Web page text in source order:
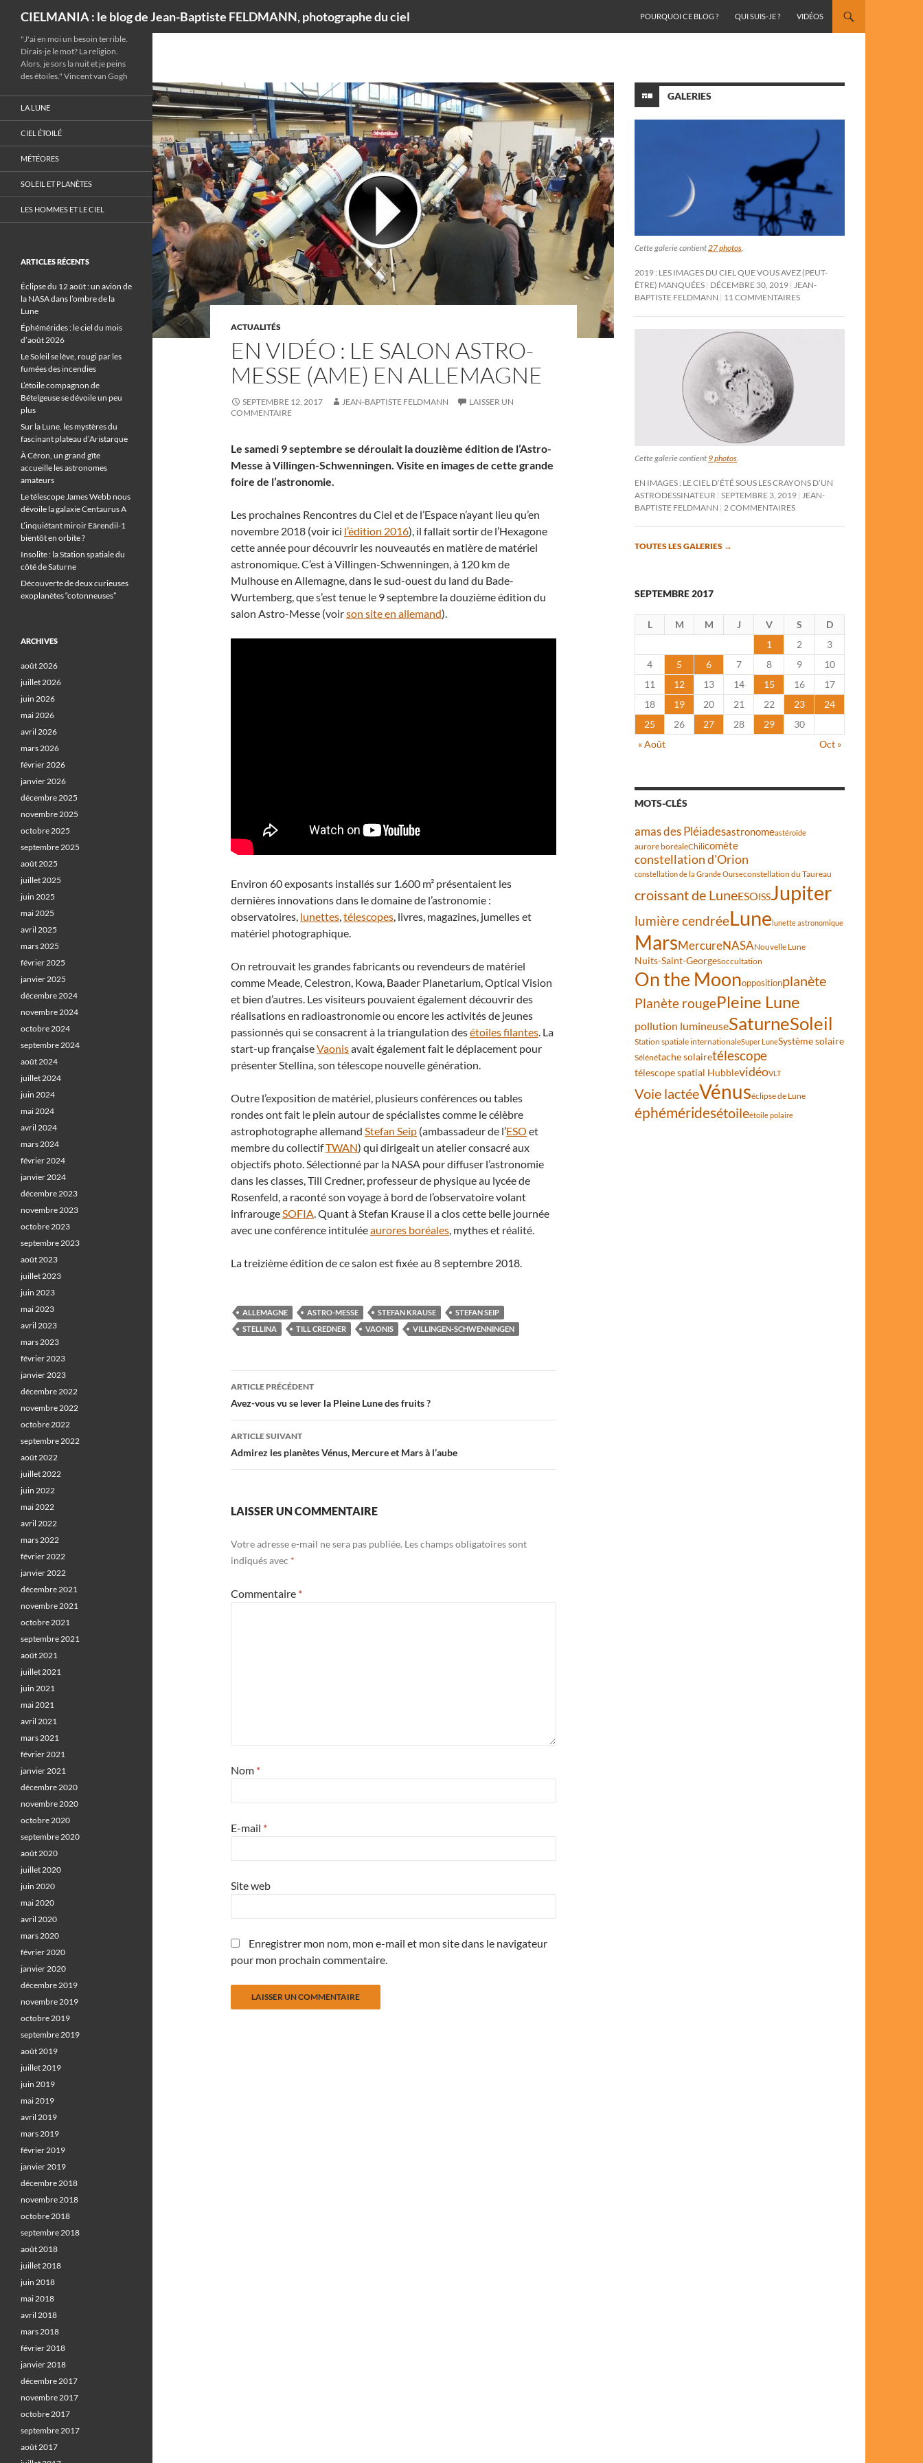
CIELMANIA : le blog de Jean-Baptiste FELDMANN, photographe du ciel
POURQUOI CE BLOG ?
QUI SUIS-JE ? VIDÉOS
ACTUALITÉS
EN VIDÉO : LE SALON ASTRO-
MESSE (AME) EN ALLEMAGNE
SEPTEMBRE 12, 2017 JEAN-BAPTISTE FELDMANN
LAISSER UN
COMMENTAIRE
Le samedi 9 septembre se déroulait la douzième édition de l’Astro-
Messe à Villingen-Schwenningen. Visite en images de cette grande
foire de l’astronomie.
Les prochaines Rencontres du Ciel et de l’Espace n’ayant lieu qu’en
novembre 2018 (voir ici l’édition 2016), il fallait sortir de l’Hexagone
cette année pour découvrir les nouveautés en matière de matériel
astronomique. C’est à Villingen-Schwenningen, à 120 km de
Mulhouse en Allemagne, dans le sud-ouest du land du Bade-
Wurtemberg, que s’est tenue le 9 septembre la douzième édition du
salon Astro-Messe (voirson site en allemand).
Environ 60 exposants installés sur 1.600 m² présentaient les
dernières innovations dans le domaine de l’astronomie :
observatoires, lunettes,télescopes, livres, magazines, jumelles et
matériel photographique.
On retrouvait les grandes fabricants ou revendeurs de matériel
comme Meade, Celestron, Kowa, Baader Planetarium, Optical Vision
et bien d’autres. Les visiteurs pouvaient également découvrir des
réalisations en radioastronomie ou encore les activités de jeunes
passionnés qui se consacrent à la triangulation desétoiles filantes. La
start-up françaiseVaonisavait également fait le déplacement pour
présenter Stellina, son télescope nouvelle génération.
Outre l’exposition de matériel, plusieurs conférences ou tables
rondes ont fait le plein autour de spécialistes comme le célèbre
astrophotographe allemand Stefan Seip (ambassadeur de l’ESO et
membre du collectifTWAN) qui dirigeait un atelier consacré aux
objectifs photo. Sélectionné par la NASA pour diffuser l’astronomie
dans les classes, Till Credner, professeur de physique au lycée de
Rosenfeld, a raconté son voyage à bord de l’observatoire volant
infrarougeSOFIA. Quant à Stefan Krause il a clos cette belle journée
avec une conférence intituléeaurores boréales, mythes et réalité.
La treizième édition de ce salon est fixée au 8 septembre 2018.
ALLEMAGNE ASTRO-MESSE STEFAN KRAUSE
STEFAN SEIP
STELLINA
TILL CREDNER VAONIS VILLINGEN-SCHWENNINGEN
Navigation
des
articles
ARTICLE PRÉCÉDENT
Avez-vous vu se lever la Pleine Lune des fruits ?
ARTICLE SUIVANT
Admirez les planètes Vénus, Mercure et Mars à l’aube
LAISSER UN COMMENTAIRE
Votre adresse e-mail ne sera pas publiée. Les champs obligatoires sont
indiqués avec *
Commentaire *
Nom *
E-mail *
Site web
Enregistrer mon nom, mon e-mail et mon site dans le navigateur
pour mon prochain commentaire.
GALERIES
Cette galerie contient27 photos.
2019 : LES IMAGES DU CIEL QUE VOUS AVEZ (PEUT-
ÊTRE) MANQUÉES DÉCEMBRE 30, 2019 JEAN-
BAPTISTE FELDMANN
11 COMMENTAIRES
Cette galerie contient 9 photos
EN IMAGES : LE CIEL D’ÉTÉ SOUS LES CRAYONS D’UN
ASTRODESSINATEUR SEPTEMBRE 3, 2019
JEAN-
BAPTISTE FELDMANN
2 COMMENTAIRES
TOUTES LES GALERIES →
SEPTEMBRE 2017
L M M J V S
D
1
2
3
4
5 6 7 8 9
10
11
12 13 14 15 16
17
18
19 20 21 22 23
24
25
26 27 28 29
30
« Août
Oct »
MOTS-CLÉS
amas des Pléiadesastronomeastéroïde
aurore boréaleChilicomète
constellation d'Orion
constellation de la Grande Ourseconstellation du Taureau
croissant de LuneESOISSJupiter
lumière cendréeLunelunette astronomique
MarsMercureNASANouvelle Lune
Nuits-Saint-Georgesoccultation
On the Moonoppositionplanète
Planète rougePleine Lune
pollution lumineuseSaturneSoleil
Station spatiale internationaleSuper LuneSystème solaire
Sélénétache solairetélescope
télescope spatial HubblevidéoVLT
Voie lactéeVénuséclipse de Lune
éphéméridesétoileétoile polaire
"J'ai en moi un besoin terrible.
Dirais-je le mot? La religion.
Alors, je sors la nuit et je peins
des étoiles." Vincent van Gogh
LA LUNE
CIEL ÉTOILÉ
MÉTÉORES
SOLEIL ET PLANÈTES
LES HOMMES ET LE CIEL
ARTICLES RÉCENTS
Éclipse du 12 août : un avion de
la NASA dans l’ombre de la
Lune
Éphémérides : le ciel du mois
d’août 2026
Le Soleil se lève, rougi par les
fumées des incendies
L’étoile compagnon de
Bételgeuse se dévoile un peu
plus
Sur la Lune, les mystères du
fascinant plateau d’Aristarque
À Céron, un grand gîte
accueille les astronomes
amateurs
Le télescope James Webb nous
dévoile la galaxie Centaurus A
L’inquiétant miroir Eärendil-1
bientôt en orbite ?
Insolite : la Station spatiale du
côté de Saturne
Découverte de deux curieuses
exoplanètes “cotonneuses”
ARCHIVES
août 2026
juillet 2026
juin 2026
mai 2026
avril 2026
mars 2026
février 2026
janvier 2026
décembre 2025
novembre 2025
octobre 2025
septembre 2025
août 2025
juillet 2025
juin 2025
mai 2025
avril 2025
mars 2025
février 2025
janvier 2025
décembre 2024
novembre 2024
octobre 2024
septembre 2024
août 2024
juillet 2024
juin 2024
mai 2024
avril 2024
mars 2024
février 2024
janvier 2024
décembre 2023
novembre 2023
octobre 2023
septembre 2023
août 2023
juillet 2023
juin 2023
mai 2023
avril 2023
mars 2023
février 2023
janvier 2023
décembre 2022
novembre 2022
octobre 2022
septembre 2022
août 2022
juillet 2022
juin 2022
mai 2022
avril 2022
mars 2022
février 2022
janvier 2022
décembre 2021
novembre 2021
octobre 2021
septembre 2021
août 2021
juillet 2021
juin 2021
mai 2021
avril 2021
mars 2021
février 2021
janvier 2021
décembre 2020
novembre 2020
octobre 2020
septembre 2020
août 2020
juillet 2020
juin 2020
mai 2020
avril 2020
mars 2020
février 2020
janvier 2020
décembre 2019
novembre 2019
octobre 2019
septembre 2019
août 2019
juillet 2019
juin 2019
mai 2019
avril 2019
mars 2019
février 2019
janvier 2019
décembre 2018
novembre 2018
octobre 2018
septembre 2018
août 2018
juillet 2018
juin 2018
mai 2018
avril 2018
mars 2018
février 2018
janvier 2018
décembre 2017
novembre 2017
octobre 2017
septembre 2017
août 2017